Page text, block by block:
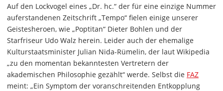
Auf den Lockvogel eines „Dr. hc.“ der für eine einzige Nummer
auferstandenen Zeitschrift „Tempo“ fielen einige unserer
Geistesheroen, wie „Poptitan“ Dieter Bohlen und der
Starfriseur Udo Walz herein. Leider auch der ehemalige
Kulturstaatsminister Julian Nida-Rümelin, der laut Wikipedia
„zu den momentan bekanntesten Vertretern der
akademischen Philosophie gezählt“ werde. Selbst die FAZ
meint: „Ein Symptom der voranschreitenden Entkopplung